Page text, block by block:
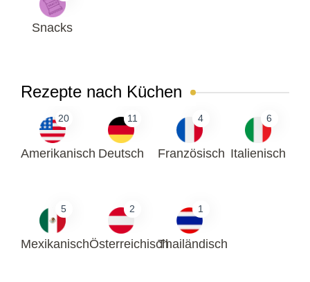
Snacks
Rezepte nach Küchen
20
Amerikanisch
11
Deutsch
4
Französisch
6
Italienisch
5
Mexikanisch
2
Österreichisch
1
Thailändisch